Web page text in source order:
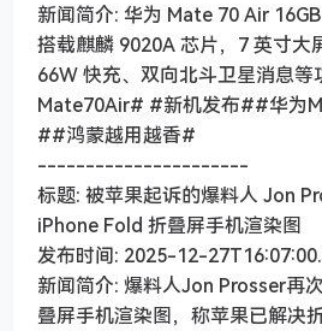
新闻简介: 华为 Mate 70 Air 16GB
搭载麒麟 9020A 芯片，7 英寸大
66W 快充、双向北斗卫星消息等
Mate70Air# #新机发布##华为
##鸿蒙越用越香#
----------------------
标题: 被苹果起诉的爆料人 Jon
iPhone Fold 折叠屏手机渲染图
发布时间: 2025-12-
新闻简介: 爆料人Jon Prosser再
叠屏手机渲染图，称苹果已解决